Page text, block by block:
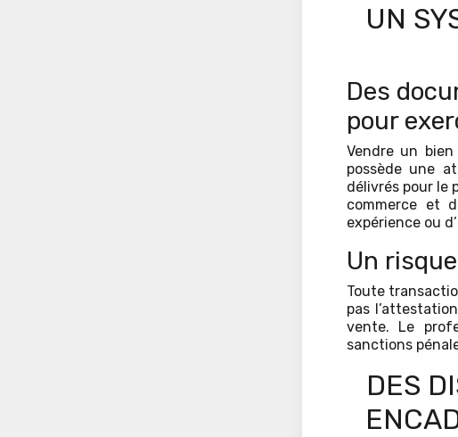
UN
Des
pour
Vendre un
possède une
délivrés pour le
commerce et
expérience ou
Un
Toute
pas
vente. Le
sanctions
DES